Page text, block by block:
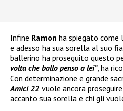
Infine Ramon ha spiegato
e adesso ha sua sorella al suo
ballerino ha proseguito questo
volta che ballo penso a lei”, ha
Con determinazione e grande
Amici 22 vuole ancora
accanto sua sorella e chi gli